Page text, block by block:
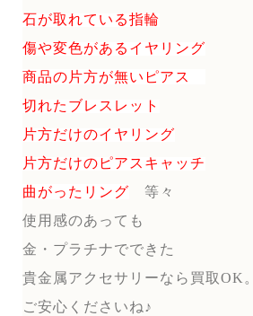
石が取れている指輪
傷や変色があるイヤリング
商品の片方が無いピアス
切れたブレスレット
片方だけのイヤリング
片方だけのピアスキャッチ
曲がったリング
等々
使用感のあっても
金・プラチナでできた
貴金属アクセサリーなら買取OK。
ご安心くださいね♪